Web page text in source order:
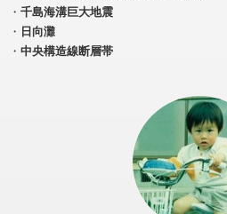
・ 千島海溝巨大地震
・ 日向灘
・ 中央構造線断層帯